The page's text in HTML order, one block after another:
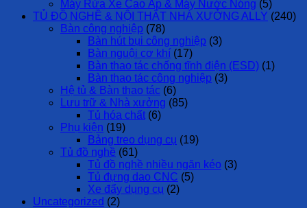
Máy Rửa Xe Cao Áp & Máy Nước Nóng (5)
TỦ ĐỒ NGHỀ & NỘI THẤT NHÀ XƯỞNG ALLY (240)
Bàn công nghiệp (78)
Bàn hút bụi công nghiệp (3)
Bàn nguội cơ khí (17)
Bàn thao tác chống tĩnh điện (ESD) (1)
Bàn thao tác công nghiệp (3)
Hệ tủ & Bàn thao tác (6)
Lưu trữ & Nhà xưởng (85)
Tủ hóa chất (6)
Phụ kiện (19)
Bảng treo dụng cụ (19)
Tủ đồ nghề (61)
Tủ đồ nghề nhiều ngăn kéo (3)
Tủ đựng dao CNC (5)
Xe đẩy dụng cụ (2)
Uncategorized (2)